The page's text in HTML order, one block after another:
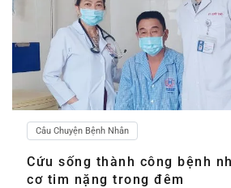
Câu Chuyện Bệnh Nhân
Cứu sống thành công bệnh
cơ tim nặng trong đêm